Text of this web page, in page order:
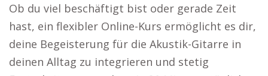
Ob du viel beschäftigt bist oder gerade Zeit
hast, ein flexibler Online-Kurs ermöglicht es dir,
deine Begeisterung für die Akustik-Gitarre in
deinen Alltag zu integrieren und stetig